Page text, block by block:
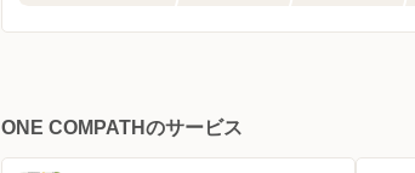
ONE COMPATHのサービス